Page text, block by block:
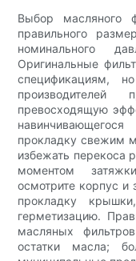
Выбор масляного
правильного
номинального
Оригинальные
спецификациям,
производителей
превосходящую
прокладку свежим
избежать перекоса
моментом
осмотрите корпус и
прокладку
герметизацию.
масляных
остатки масла;